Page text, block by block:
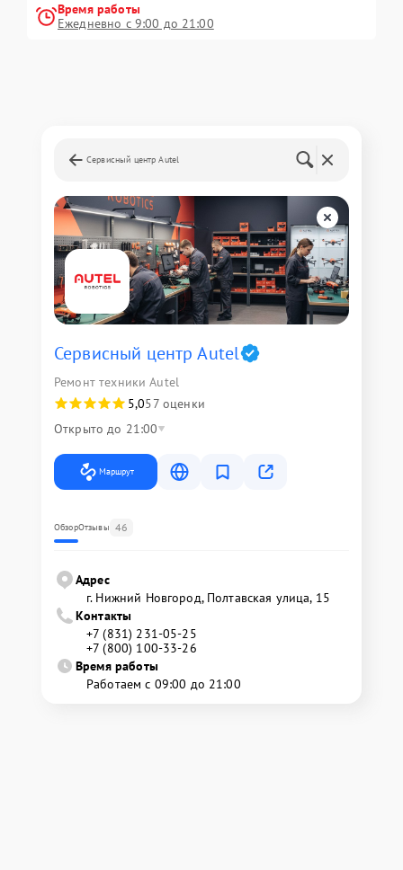
Время работы
Ежедневно с 9:00 до 21:00
Сервисный центр Autel
Сервисный центр Autel
Ремонт техники Autel
5,057 оценки
Открыто до 21:00
Маршрут
ОбзорОтзывы 46
Адрес
г. Нижний Новгород, Полтавская улица, 15
Контакты
+7 (831) 231-05-25
+7 (800) 100-33-26
Время работы
Работаем с 09:00 до 21:00